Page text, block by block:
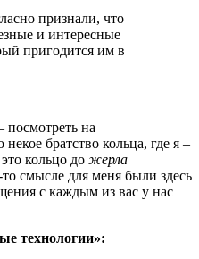
признали, что
и интересные
пригодится им в
посмотреть на
братство кольца, где я –
кольцо до жерла
смысле для меня были здесь
с каждым из вас у нас
технологии»: